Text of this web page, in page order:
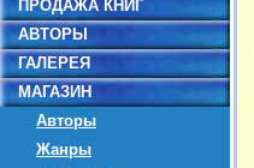
ПРОДАЖА КНИГ
АВТОРЫ
ГАЛЕРЕЯ
МАГАЗИН
Авторы
Жанры